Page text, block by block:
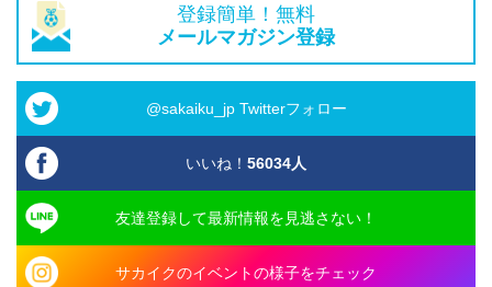
登録簡単！無料
メールマガジン登録
@sakaiku_jp Twitterフォロー
いいね！ 56034人
友達登録して最新情報を見逃さない！
サカイクのイベントの様子をチェック